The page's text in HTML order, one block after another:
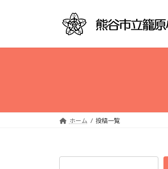
プ
動
ホーム 投稿一覧